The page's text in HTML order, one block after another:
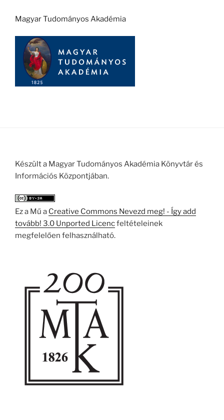
Magyar Tudományos Akadémia
Készült a Magyar Tudományos Akadémia Könyvtár és
Információs Központjában.
Ez a Mű a Creative Commons Nevezd meg! - Így add
tovább! 3.0 Unported Licencfeltételeinek
megfelelően felhasználható.